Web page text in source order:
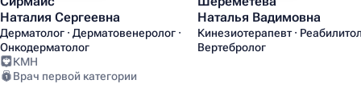
Наталия Сергеевна
Дерматолог · Дерматовенеролог ·
Онкодерматолог
КМН
Врач первой категории
Наталья Вадимовна
Кинезиотерапевт ·
Вертебролог